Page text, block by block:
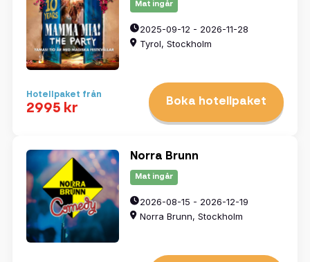
Mat ingår
2025-09-12 - 2026-11-28
Tyrol, Stockholm
Hotellpaket från
2995 kr Boka hotellpaket
Norra Brunn
Mat ingår
2026-08-15 - 2026-12-19
Norra Brunn, Stockholm